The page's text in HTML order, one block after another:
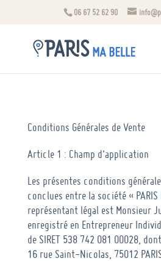
06 67 52 62 90
Conditions Générales de Vente
Article 1 : Champ d’application
Les présentes conditions
conclues entre la société « PARIS
représentant légal est Monsieur
enregistré en Entrepreneur
de SIRET 538 742 081 00028,
16 rue Saint-Nicolas, 75012